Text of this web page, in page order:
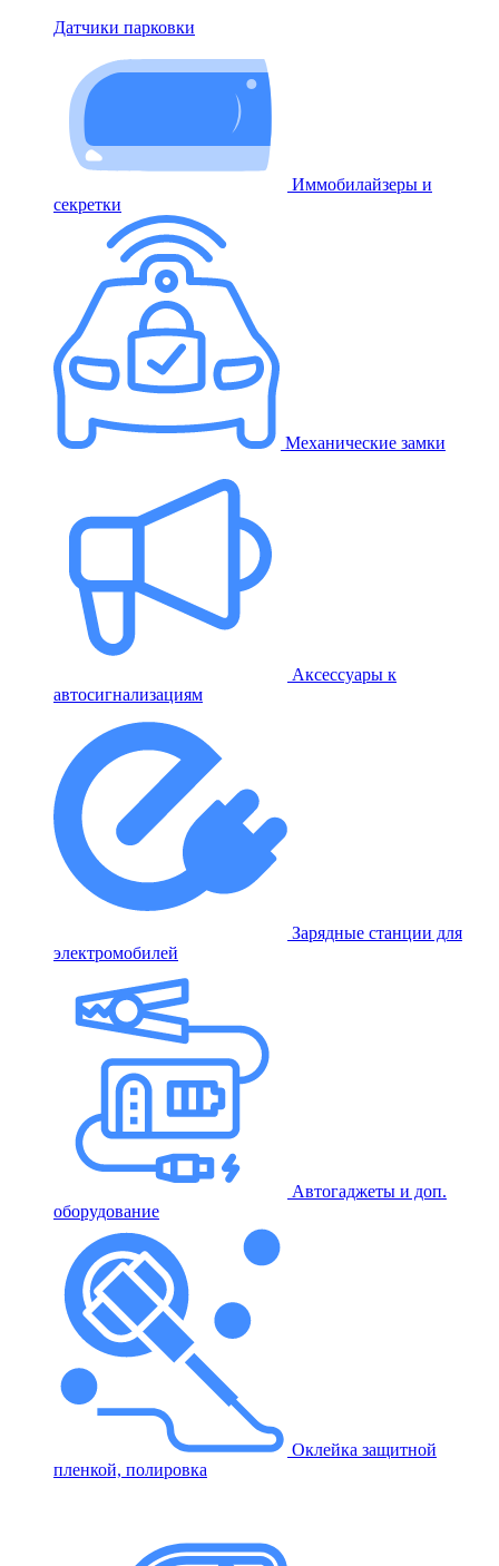
Датчики парковки
Иммобилайзеры и
секретки
Механические замки
Аксессуары к
автосигнализациям
Зарядные станции для
электромобилей
Автогаджеты и доп.
оборудование
Оклейка защитной
пленкой, полировка